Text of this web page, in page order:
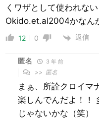
くワザとして使われな
Okido.et.al2004かなん
12 0 返信
匿名 3 年 前
>> 匿名
まぁ、所詮クロイマ
楽しんでんだよ！！
じゃないかな（笑）